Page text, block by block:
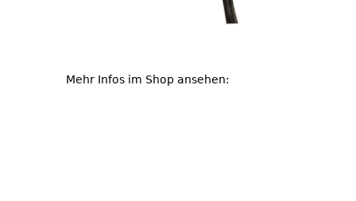
Mehr Infos im Shop ansehen: